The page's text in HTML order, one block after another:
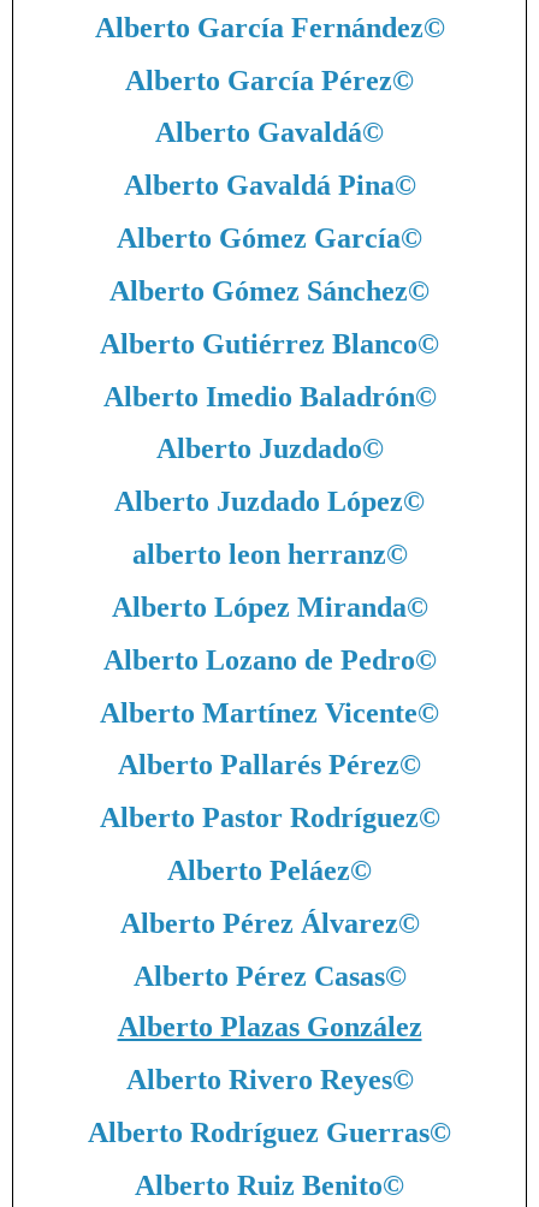
Alberto García Fernández©
Alberto García Pérez©
Alberto Gavaldá©
Alberto Gavaldá Pina©
Alberto Gómez García©
Alberto Gómez Sánchez©
Alberto Gutiérrez Blanco©
Alberto Imedio Baladrón©
Alberto Juzdado©
Alberto Juzdado López©
alberto leon herranz©
Alberto López Miranda©
Alberto Lozano de Pedro©
Alberto Martínez Vicente©
Alberto Pallarés Pérez©
Alberto Pastor Rodríguez©
Alberto Peláez©
Alberto Pérez Álvarez©
Alberto Pérez Casas©
Alberto Plazas González
Alberto Rivero Reyes©
Alberto Rodríguez Guerras©
Alberto Ruiz Benito©